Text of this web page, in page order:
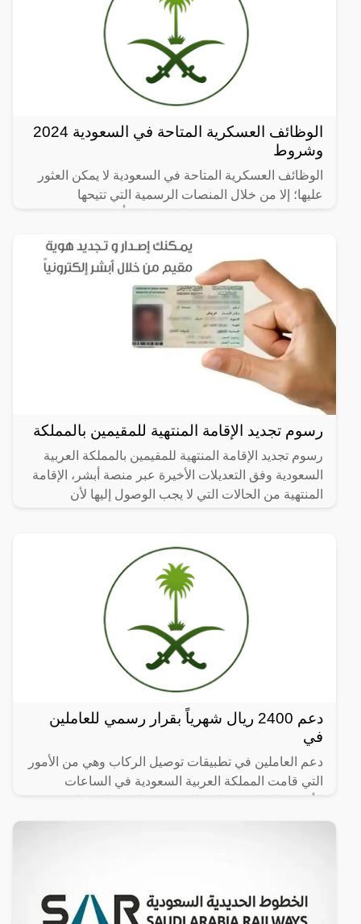
الوظائف العسكرية المتاحة في السعودية 2024
وشروط
الوظائف العسكرية المتاحة في السعودية لا يمكن العثور
عليها؛ إلا من خلال المنصات الرسمية التي تتيحها
رسوم تجديد الإقامة المنتهية للمقيمين بالمملكة
رسوم تجديد الإقامة المنتهية للمقيمين بالمملكة العربية
السعودية وفق التعديلات الأخيرة عبر منصة أبشر، الإقامة
المنتهية من الحالات التي لا يجب الوصول إليها لأن
دعم 2400 ريال شهرياً بقرار رسمي للعاملين
في
دعم العاملين في تطبيقات توصيل الركاب وهي من الأمور
التي قامت المملكة العربية السعودية في الساعات
العاملين في